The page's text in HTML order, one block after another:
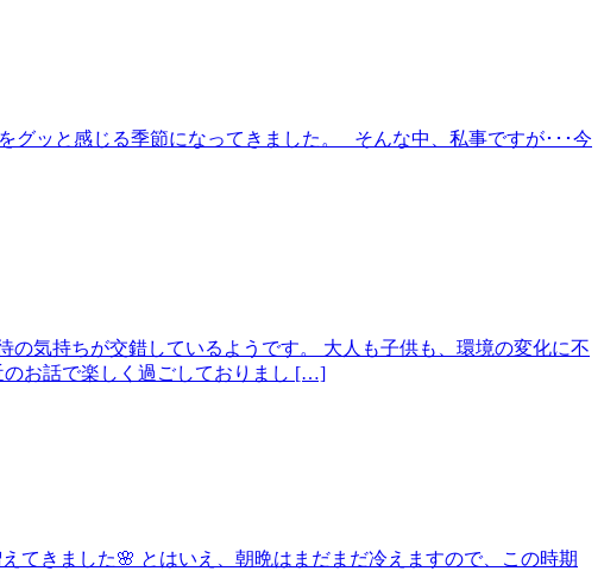
グッと感じる季節になってきました。 そんな中、私事ですが･･･今
気持ちが交錯しているようです。 大人も子供も、環境の変化に不
お話で楽しく過ごしておりまし […]
てきました🌸 とはいえ、朝晩はまだまだ冷えますので、この時期